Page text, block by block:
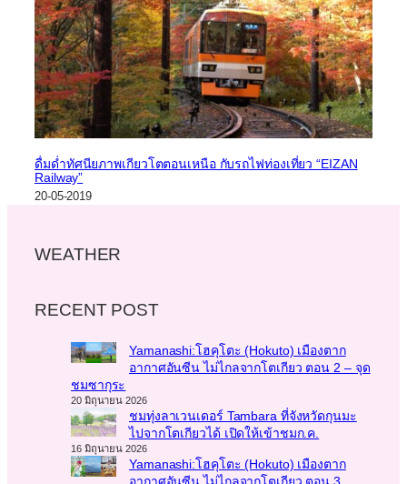
ดื่มด่ำทัศนียภาพเกียวโตตอนเหนือ กับรถไฟท่องเที่ยว “EIZAN
Railway”
20-05-2019
WEATHER
RECENT POST
Yamanashi:โฮคุโตะ (Hokuto) เมืองตาก
อากาศอันซีน ไม่ไกลจากโตเกียว ตอน 2 – จุด
ชมซากุระ
20 มิถุนายน 2026
ชมทุ่งลาเวนเดอร์ Tambara ที่จังหวัดกุนมะ
ไปจากโตเกียวได้ เปิดให้เข้าชมก.ค.
16 มิถุนายน 2026
Yamanashi:โฮคุโตะ (Hokuto) เมืองตาก